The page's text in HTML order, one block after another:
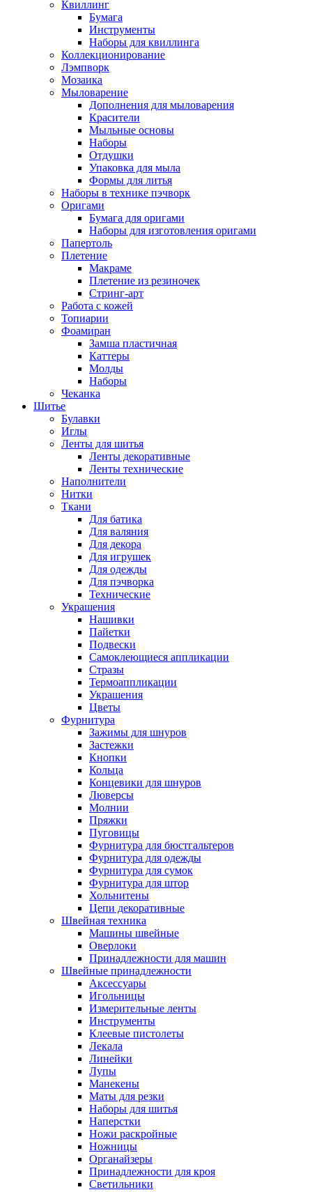
Квиллинг
Бумага
Инструменты
Наборы для квиллинга
Коллекционирование
Лэмпворк
Мозаика
Мыловарение
Дополнения для мыловарения
Красители
Мыльные основы
Наборы
Отдушки
Упаковка для мыла
Формы для литья
Наборы в технике пэчворк
Оригами
Бумага для оригами
Наборы для изготовления оригами
Папертоль
Плетение
Макраме
Плетение из резиночек
Стринг-арт
Работа с кожей
Топиарии
Фоамиран
Замша пластичная
Каттеры
Молды
Наборы
Чеканка
Шитье
Булавки
Иглы
Ленты для шитья
Ленты декоративные
Ленты технические
Наполнители
Нитки
Ткани
Для батика
Для валяния
Для декора
Для игрушек
Для одежды
Для пэчворка
Технические
Украшения
Нашивки
Пайетки
Подвески
Самоклеющиеся аппликации
Стразы
Термоаппликации
Украшения
Цветы
Фурнитура
Зажимы для шнуров
Застежки
Кнопки
Кольца
Концевики для шнуров
Люверсы
Молнии
Пряжки
Пуговицы
Фурнитура для бюстгальтеров
Фурнитура для одежды
Фурнитура для сумок
Фурнитура для штор
Хольнитены
Цепи декоративные
Швейная техника
Машины швейные
Оверлоки
Принадлежности для машин
Швейные принадлежности
Аксессуары
Игольницы
Измерительные ленты
Инструменты
Клеевые пистолеты
Лекала
Линейки
Лупы
Манекены
Маты для резки
Наборы для шитья
Наперстки
Ножи раскройные
Ножницы
Органайзеры
Принадлежности для кроя
Светильники